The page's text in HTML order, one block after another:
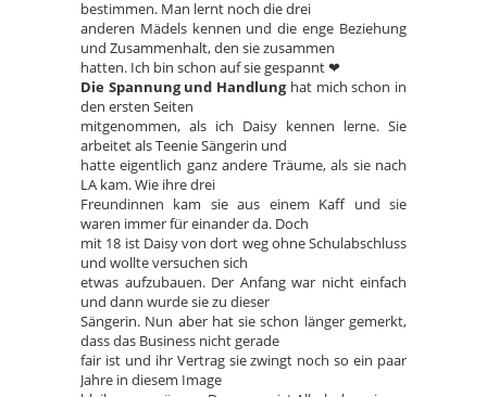
bestimmen. Man lernt noch die drei
anderen Mädels kennen und die enge Beziehung
und Zusammenhalt, den sie zusammen
hatten. Ich bin schon auf sie gespannt ❤
Die Spannung und Handlunghat mich schon in
den ersten Seiten
mitgenommen, als ich Daisy kennen lerne. Sie
arbeitet als Teenie Sängerin und
hatte eigentlich ganz andere Träume, als sie nach
LA kam. Wie ihre drei
Freundinnen kam sie aus einem Kaff und sie
waren immer für einander da. Doch
mit 18 ist Daisy von dort weg ohne Schulabschluss
und wollte versuchen sich
etwas aufzubauen. Der Anfang war nicht einfach
und dann wurde sie zu dieser
Sängerin. Nun aber hat sie schon länger gemerkt,
dass das Business nicht gerade
fair ist und ihr Vertrag sie zwingt noch so ein paar
Jahre in diesem Image